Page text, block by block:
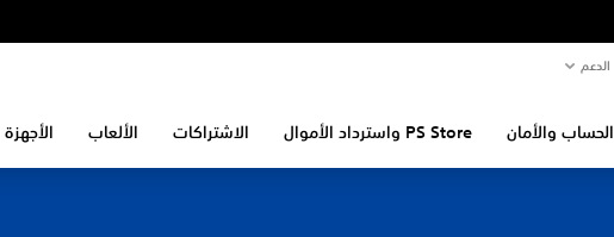
الدعم
الحساب والأمان PS Store واسترداد الأموال الاشتراكات الألعاب